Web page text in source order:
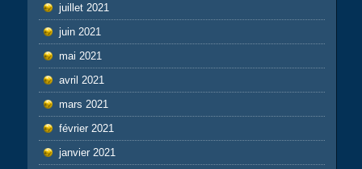
juillet 2021
juin 2021
mai 2021
avril 2021
mars 2021
février 2021
janvier 2021